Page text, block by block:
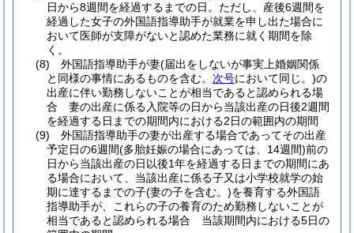
日から8週間を経過するまでの日。 ただし、産後6週間を
経過した女子の外国語指導助手が就業を申し出た場合に
おいて医師が支障がないと認めた業務に就く期間を除
く。
(8)
外国語指導助手が妻(届出をしないが事実上婚姻関係
と同様の事情にあるものを含む。 次号において同じ。)の
出産に伴い勤務しないことが相当であると認められる場
合 妻の出産に係る入院等の日から当該出産の日後2週間
を経過する日までの期間内における2日の範囲内の期間
(9)
外国語指導助手の妻が出産する場合であってその出産
予定日の6週間(多胎妊娠の場合にあっては、14週間)前の
日から当該出産の日以後1年を経過する日までの期間にあ
る場合において、当該出産に係る子又は小学校就学の始
期に達するまでの子(妻の子を含む。)を養育する外国語
指導助手が、これらの子の養育のため勤務しないことが
相当であると認められる場合 当該期間内における5日の